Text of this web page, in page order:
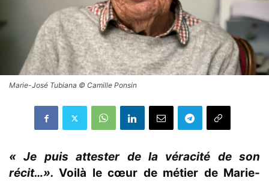
Marie-José Tubiana © Camille Ponsin
« Je puis attester de la véracité de son
récit…».Voilà le cœur de métier de Marie-